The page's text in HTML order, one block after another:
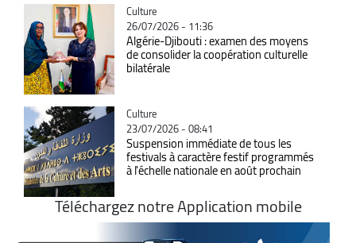
Catégorie
Culture
26/07/2026 - 11:36
Algérie-Djibouti : examen des moyens
de consolider la coopération culturelle
bilatérale
Catégorie
Culture
23/07/2026 - 08:41
Suspension immédiate de tous les
festivals à caractère festif programmés
à l'échelle nationale en août prochain
Téléchargez notre Application mobile